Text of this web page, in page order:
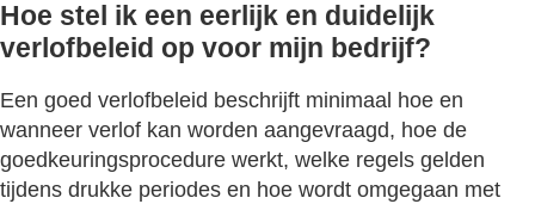
Hoe stel ik een eerlijk en duidelijk
verlofbeleid op voor mijn bedrijf?
Een goed verlofbeleid beschrijft minimaal hoe en
wanneer verlof kan worden aangevraagd, hoe de
goedkeuringsprocedure werkt, welke regels gelden
tijdens drukke periodes en hoe wordt omgegaan met